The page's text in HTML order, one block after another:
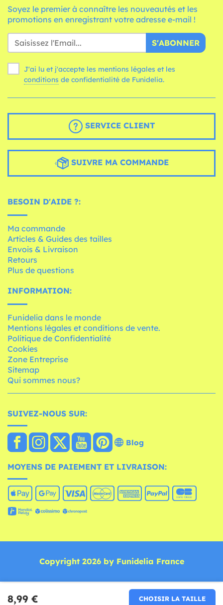
8,99 € CHOISIR LA TAILLE
Soyez le premier à connaître les nouveautés et les
promotions en enregistrant votre adresse e-mail !
S'ABONNER
J'ai lu et j'accepte les mentions légales et les
conditions de confidentialité de Funidelia.
SERVICE CLIENT
SUIVRE MA COMMANDE
BESOIN D'AIDE ?:
Ma commande
Articles & Guides des tailles
Envois & Livraison
Retours
Plus de questions
INFORMATION:
Funidelia dans le monde
Mentions légales et conditions de vente.
Politique de Confidentialité
Cookies
Zone Entreprise
Sitemap
Qui sommes nous?
SUIVEZ-NOUS SUR:
Blog
MOYENS DE PAIEMENT ET LIVRAISON:
Copyright 2026 by Funidelia France